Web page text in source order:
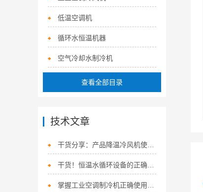
低温空调机
循环水恒温机器
空气冷却水制冷机
查看全部目录
技术文章